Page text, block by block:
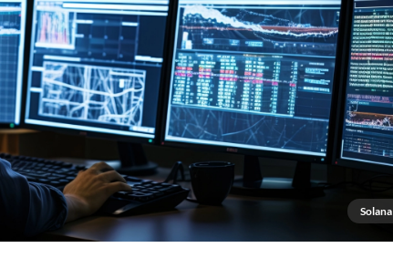
Solana